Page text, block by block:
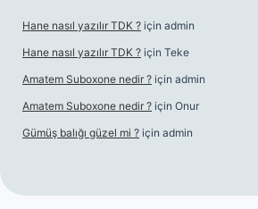
Hane nasıl yazılır TDK ? için admin
Hane nasıl yazılır TDK ? için Teke
Amatem Suboxone nedir ? için admin
Amatem Suboxone nedir ? için Onur
Gümüş balığı güzel mi ? için admin